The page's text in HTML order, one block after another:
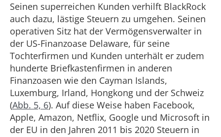
Seinen superreichen Kunden verhilft BlackRock
auch dazu, lästige Steuern zu umgehen. Seinen
operativen Sitz hat der Vermögensverwalter in
der US-Finanzoase Delaware, für seine
Tochterfirmen und Kunden unterhält er zudem
hunderte Briefkastenfirmen in anderen
Finanzoasen wie den Cayman Islands,
Luxemburg, Irland, Hongkong und der Schweiz
(Abb. 5, 6). Auf diese Weise haben Facebook,
Apple, Amazon, Netflix, Google und Microsoft in
der EU in den Jahren 2011 bis 2020 Steuern in